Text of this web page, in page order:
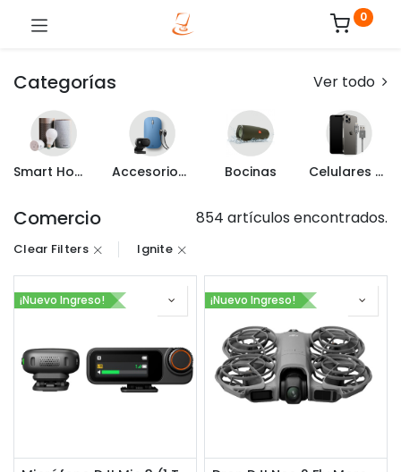
0
Categorías Ver todo
Smart Home Accesorios de Computo Bocinas Celulares y Mas
Comercio 854 artículos encontrados.
Clear Filters Ignite
¡Nuevo Ingreso! ¡Nuevo Ingreso!